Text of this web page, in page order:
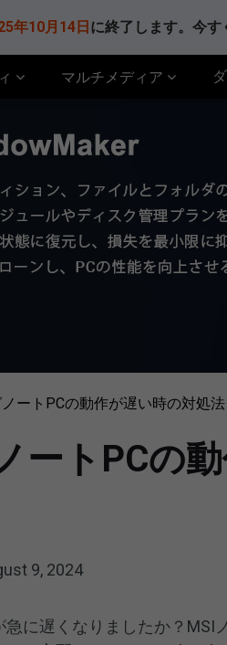
年10月14日 に終了します。今す
マルチメディア
ートPCの動作が遅い時の対処法
ートPCの
9, 2024
に遅くなりましたか？MSI